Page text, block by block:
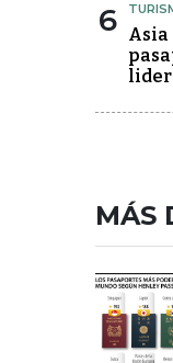
6 Asia
MÁS